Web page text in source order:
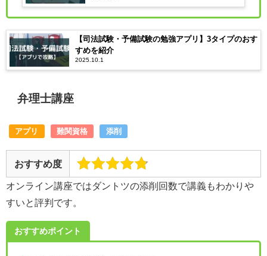
【司法試験・予備試験の勉強アプリ】3タイプのおす
すめを紹介
2025.10.1
弁理士講座
アプリ 難関資格 添削
おすすめ度
オンライン講座ではダントツの添削回数で講義もわかりや
すいと評判です。
おすすめポイント